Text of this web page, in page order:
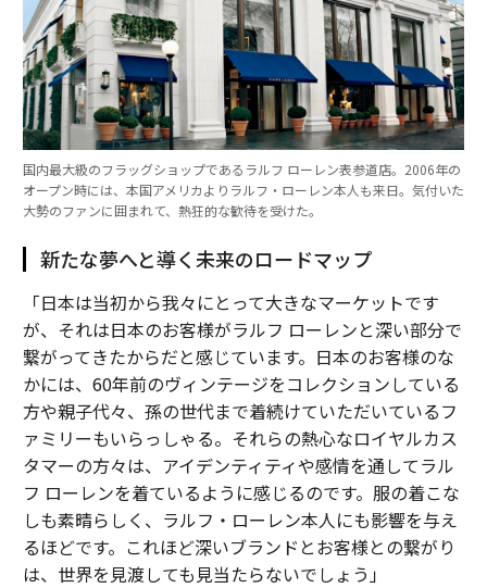
国内最大級のフラッグショップであるラルフ ローレン表参道店。2006年の
オープン時には、本国アメリカよりラルフ・ローレン本人も来日。気付いた
大勢のファンに囲まれて、熱狂的な歓待を受けた。
新たな夢へと導く未来のロードマップ
「日本は当初から我々にとって大きなマーケットです
が、それは日本のお客様がラルフ ローレンと深い部分で
繋がってきたからだと感じています。日本のお客様のな
かには、60年前のヴィンテージをコレクションしている
方や親子代々、孫の世代まで着続けていただいているフ
ァミリーもいらっしゃる。それらの熱心なロイヤルカス
タマーの方々は、アイデンティティや感情を通してラル
フ ローレンを着ているように感じるのです。服の着こな
しも素晴らしく、ラルフ・ローレン本人にも影響を与え
るほどです。これほど深いブランドとお客様との繋がり
は、世界を見渡しても見当たらないでしょう」